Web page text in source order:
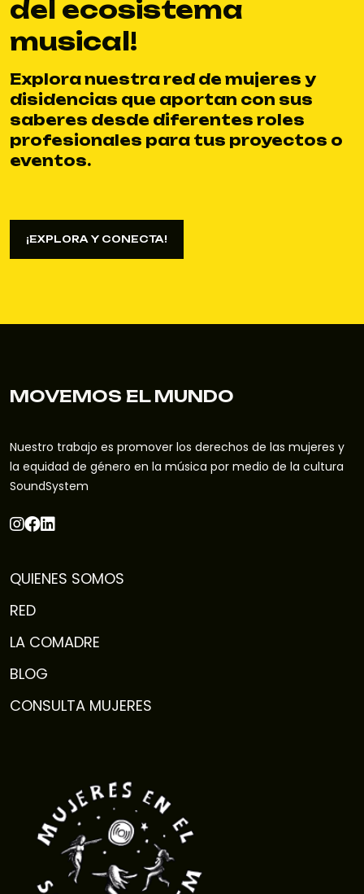
del ecosistema
musical!
Explora nuestra red de mujeres y
disidencias que aportan con sus
saberes desde diferentes roles
profesionales para tus proyectos o
eventos.
¡EXPLORA Y CONECTA!
MOVEMOS EL MUNDO
Nuestro trabajo es promover los derechos de las mujeres y
la equidad de género en la música por medio de la cultura
SoundSystem
QUIENES SOMOS
RED
LA COMADRE
BLOG
CONSULTA MUJERES